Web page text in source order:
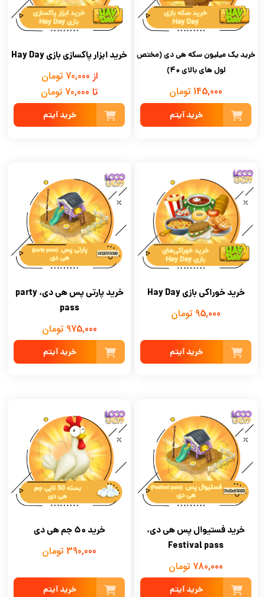
خرید یک میلیون سکه هی دی (مختص
لول های بالای 40)
145,000 تومان
خرید آیتم
خرید ابزار پاکسازی بازی Hay Day
از 70,000 تومان
تا 70,000 تومان
خرید آیتم
خرید خوراکی بازی Hay Day
95,000 تومان
خرید آیتم
خرید پارتی پس هی دی، party
pass
975,000 تومان
خرید آیتم
خرید فستیوال پس هی دی،
Festival pass
780,000 تومان
خرید آیتم
خرید 50 جم هی دی
390,000 تومان
خرید آیتم